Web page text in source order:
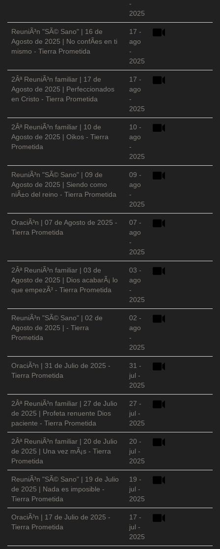
-
2025
ReuniÃ³n "SÃ© Sano" | 16 de
Agosto de 2025 | No confÃ­es en ti
mismo - Tierra Prometida
17 -
ago
-
2025
2Âª ReuniÃ³n familiar | 17 de
Agosto de 2025 | Perfeccionados
en Cristo - Tierra Prometida
17 -
ago
-
2025
2Âª ReuniÃ³n familiar | 10 de
Agosto de 2025 | Oikos - Tierra
Prometida
10 -
ago
-
2025
ReuniÃ³n "SÃ© Sano" | 09 de
Agosto de 2025 | Siendo como
niÃ±o del reino - Tierra Prometida
09 -
ago
-
2025
OraciÃ³n | 07 de Agosto de 2025 -
Tierra Prometida
07 -
ago
-
2025
2Âª ReuniÃ³n familiar | 03 de
Agosto de 2025 | Dios acabarÃ¡ lo
que empezÃ³ - Tierra Prometida
03 -
ago
-
2025
ReuniÃ³n "SÃ© Sano" | 02 de
Agosto de 2025 | - Tierra
Prometida
02 -
ago
-
2025
OraciÃ³n | 31 de Julio de 2025 -
Tierra Prometida
31 -
jul -
2025
2Âª ReuniÃ³n familiar | 27 de Julio
de 2025 | Profeta renuente Dios
paciente - Tierra Prometida
27 -
jul -
2025
2Âª ReuniÃ³n familiar | 20 de Julio
de 2025 | Una vez mÃ¡s - Tierra
Prometida
20 -
jul -
2025
ReuniÃ³n "SÃ© Sano" | 19 de Julio
de 2025 | Nada es imposible -
Tierra Prometida
19 -
jul -
2025
OraciÃ³n | 17 de Julio de 2025 -
Tierra Prometida
17 -
jul -
2025